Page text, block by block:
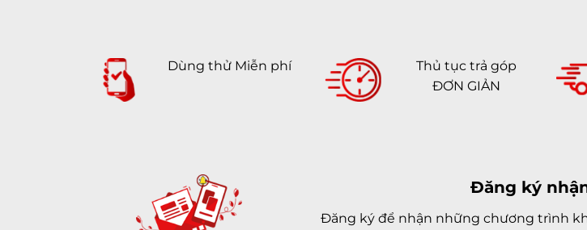
Dùng thử Miễn phí
Thủ tục trả góp
ĐƠN GIẢN
Đăng ký
Đăng ký để nhận những chương trình